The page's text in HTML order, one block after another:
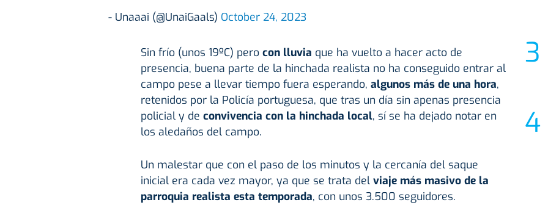
- Unaaai (@UnaiGaals) October 24, 2023
Sin frío (unos 19ºC) pero con lluvia que ha vuelto a hacer acto de
presencia, buena parte de la hinchada realista no ha conseguido entrar al
campo pese a llevar tiempo fuera esperando, algunos más de una hora,
retenidos por la Policía portuguesa, que tras un día sin apenas presencia
policial y de convivencia con la hinchada local, sí se ha dejado notar en
los aledaños del campo.
Un malestar que con el paso de los minutos y la cercanía del saque
inicial era cada vez mayor, ya que se trata del viaje más masivo de la
parroquia realista esta temporada, con unos 3.500 seguidores.